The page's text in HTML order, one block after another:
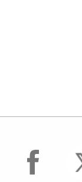
facebook